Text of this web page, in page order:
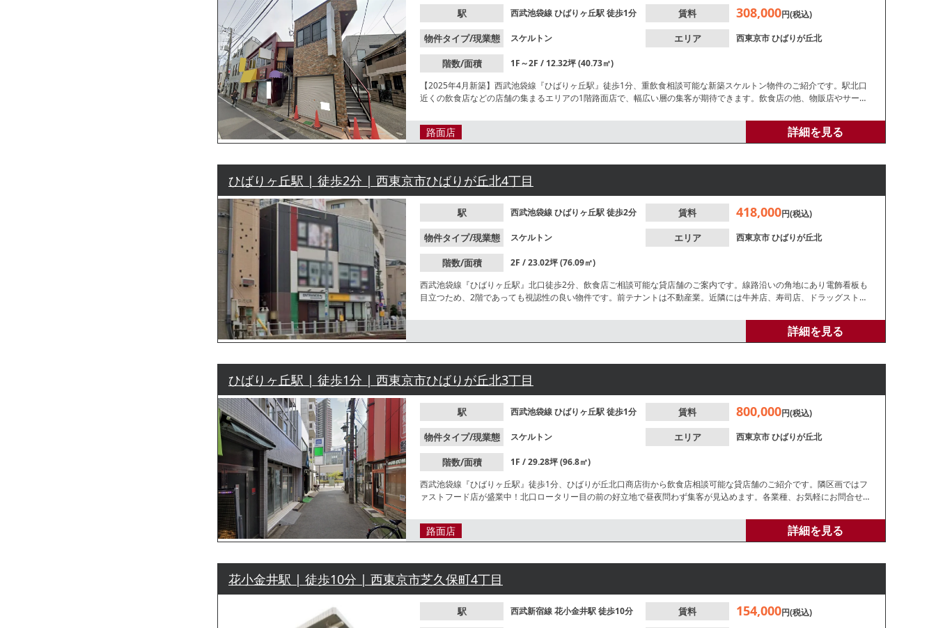
駅 西武池袋線ひばりヶ丘駅徒歩1分 賃料 308,000円(税込)
物件タイプ/現業態 スケルトン エリア 西東京市ひばりが丘北
階数/面積
1F～2F / 12.32坪 (40.73㎡)
【2025年4月新築】西武池袋線『ひばりヶ丘駅』徒歩1分、重飲食相談可能な新築スケルトン物件のご紹介です。駅北口
近くの飲食店などの店舗の集まるエリアの1階路面店で、幅広い層の集客が期待できます。飲食店の他、物販店やサービ
路面店 詳細を見る
ひばりヶ丘駅 | 徒歩2分 | 西東京市ひばりが丘北4丁目
駅 西武池袋線ひばりヶ丘駅徒歩2分 賃料 418,000円(税込)
物件タイプ/現業態 スケルトン エリア 西東京市ひばりが丘北
階数/面積
2F / 23.02坪 (76.09㎡)
西武池袋線『ひばりヶ丘駅』北口徒歩2分、飲食店ご相談可能な貸店舗のご案内です。線路沿いの角地にあり電飾看板も
目立つため、2階であっても視認性の良い物件です。前テナントは不動産業。近隣には牛丼店、寿司店、ドラッグストア
詳細を見る
ひばりヶ丘駅 | 徒歩1分 | 西東京市ひばりが丘北3丁目
駅 西武池袋線ひばりヶ丘駅徒歩1分 賃料 800,000円(税込)
物件タイプ/現業態 スケルトン エリア 西東京市ひばりが丘北
階数/面積
1F / 29.28坪 (96.8㎡)
西武池袋線『ひばりヶ丘駅』徒歩1分、ひばりが丘北口商店街から飲食店相談可能な貸店舗のご紹介です。隣区画ではフ
ァストフード店が盛業中！北口ロータリー目の前の好立地で昼夜問わず集客が見込めます。各業種、お気軽にお問合せく
路面店 詳細を見る
花小金井駅 | 徒歩10分 | 西東京市芝久保町4丁目
駅 西武新宿線花小金井駅徒歩10分 賃料 154,000円(税込)